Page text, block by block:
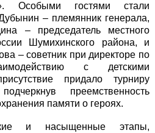
Особыми гостями стали
– племянник генерала,
– председатель местного
Шумихинского района, и
– советник при директоре по
с детскими
придало турниру
преемственность
памяти о героях.
и насыщенные этапы,